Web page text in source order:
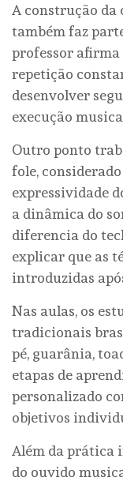
A construção da
também faz
professor afirma
repetição
desenvolver
execução
Outro ponto
fole,
expressividade
a dinâmica do
diferencia do
explicar que as
introduzidas
Nas aulas, os
tradicionais
pé, guarânia,
etapas de
personalizado
objetivos
Além da prática
do ouvido